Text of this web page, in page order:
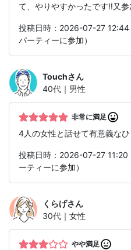
て、やりやすかったです‼️又参
投稿日時：2026-07-27 12:44
パーティーに参加）
Touchさん
40代｜男性
非常に満足
4人の女性と話せて有意義なひ
投稿日時：2026-07-27 11:20
ーティーに参加）
くらげさん
30代｜女性
やや満足